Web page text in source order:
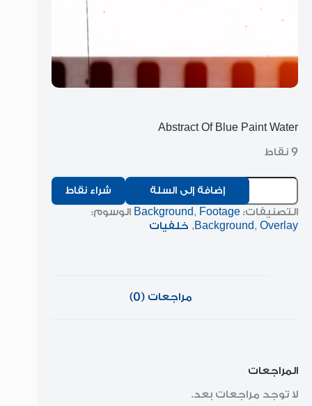
Abstract Of Blue Paint Water
9 نقاط
كمية
Of
Blue
إضافة إلى السلة شراء نقاط
التصنيفات: Background, Footage
الوسوم:
Background, Overlay
, خلفيات
مراجعات (0)
المراجعات
لا توجد مراجعات بعد.